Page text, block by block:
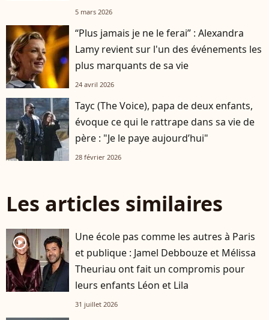
5 mars 2026
“Plus jamais je ne le ferai” : Alexandra
Lamy revient sur l'un des événements les
plus marquants de sa vie
24 avril 2026
Tayc (The Voice), papa de deux enfants,
évoque ce qui le rattrape dans sa vie de
père : "Je le paye aujourd’hui"
28 février 2026
Les articles similaires
player2
Une école pas comme les autres à Paris
et publique : Jamel Debbouze et Mélissa
Theuriau ont fait un compromis pour
leurs enfants Léon et Lila
31 juillet 2026